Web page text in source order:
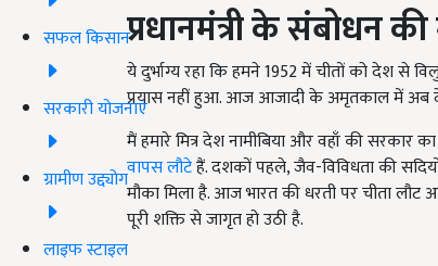
सफल किसान
सरकारी योजनाएं
ग्रामीण उद्द्योग
लाइफ स्टाइल
प्रधानमंत्री के संबोधन
ये दुर्भाग्य रहा कि हमने 1952 में चीतों को देश से
प्रयास नहीं हुआ. आज आजादी के अमृतकाल में अब
मैं हमारे मित्र देश नामीबिया और वहाँ की सरकार
वापस लौटेहैं. दशकों पहले, जैव-विविधता की
मौका मिला है. आज भारत की धरती पर चीता लौट
पूरी शक्ति से जागृत हो उठी है.